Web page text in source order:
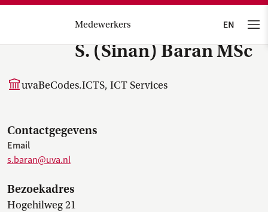
Medewerkers
S. (Sinan) Baran MSc
uvaBeCodes.ICTS, ICT Services
Contactgegevens
Email
s.baran@uva.nl
Bezoekadres
Hogehilweg 21